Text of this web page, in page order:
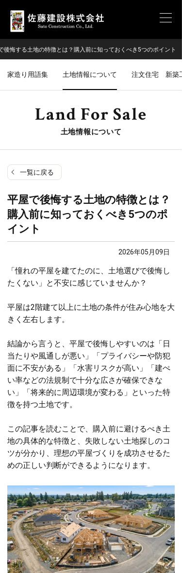
後悔する土地の特徴とは？購入前に知っておくべき5つのポイント
家造り用語集 土地情報について 注文住宅 新築
Land For Sale
土地情報について
一覧に戻る
平屋で後悔する土地の特徴とは？
購入前に知っておくべき5つのポ
イント
2026年05月09日
「憧れの平屋を建てたのに、土地選びで後悔し
たくない」と不安に感じていませんか？
平屋は2階建て以上に土地の条件が住み心地を大
きく左右します。
結論から言うと、平屋で後悔しやすいのは「日
当たりや風通しが悪い」「プライバシーや防犯
面に不安がある」「水害リスクが高い」「建ぺ
い率などの法規制で十分な広さが確保できな
い」「将来的に周辺環境が変わる」といった特
徴を持つ土地です。
この記事を読むことで、購入前に避けるべき土
地の具体的な特徴と、失敗しない土地探しのコ
ツが分かり、理想の平屋づくりを成功させるた
めの正しい判断ができるようになります。